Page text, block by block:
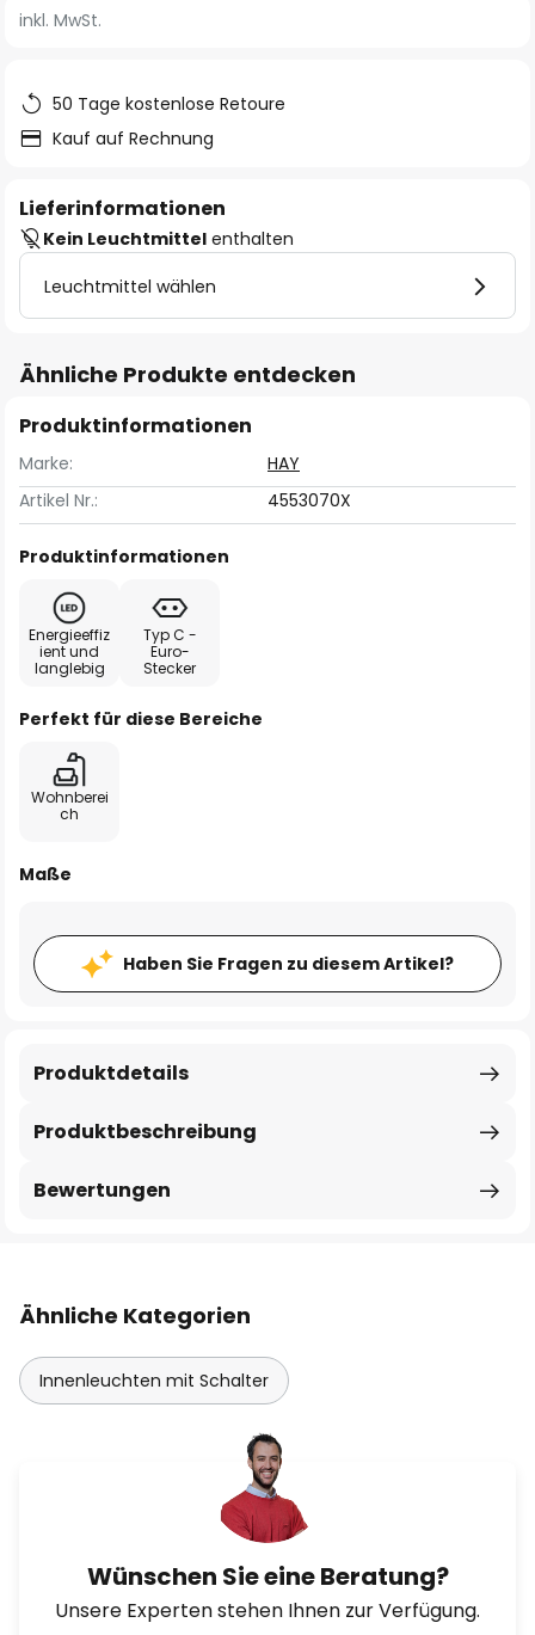
springen
inkl. MwSt.
50 Tage kostenlose Retoure
Kauf auf Rechnung
Lieferinformationen
Kein Leuchtmittel enthalten
Leuchtmittel wählen
Ähnliche Produkte entdecken
Produktinformationen
Marke:
HAY
Artikel Nr.:
4553070X
Produktinformationen
Energieeffiz
ient und
langlebig
Typ C -
Euro-
Stecker
Perfekt für diese Bereiche
Wohnberei
ch
Maße
Haben Sie Fragen zu diesem Artikel?
Produktbeschreibung
Produktdetails
Bewertungen
Ähnliche Kategorien
Innenleuchten mit Schalter
Wünschen Sie eine Beratung?
Unsere Experten stehen Ihnen zur Verfügung.